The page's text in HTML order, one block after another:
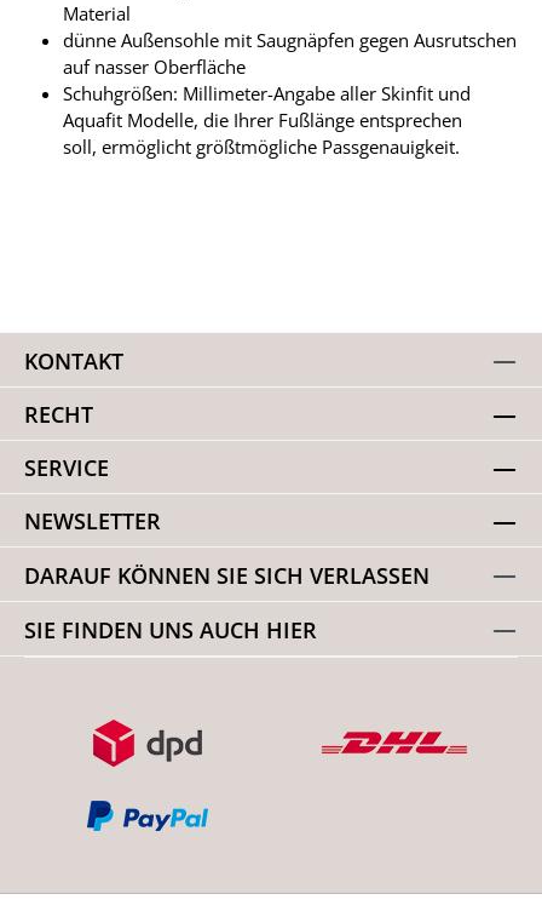
Material
dünne Außensohle mit Saugnäpfen gegen Ausrutschen
auf nasser Oberfläche
Schuhgrößen: Millimeter-Angabe aller Skinfit und
Aquafit Modelle, die Ihrer Fußlänge entsprechen
soll, ermöglicht größtmögliche Passgenauigkeit.
KONTAKT
RECHT
SERVICE
NEWSLETTER
DARAUF KÖNNEN SIE SICH VERLASSEN
SIE FINDEN UNS AUCH HIER